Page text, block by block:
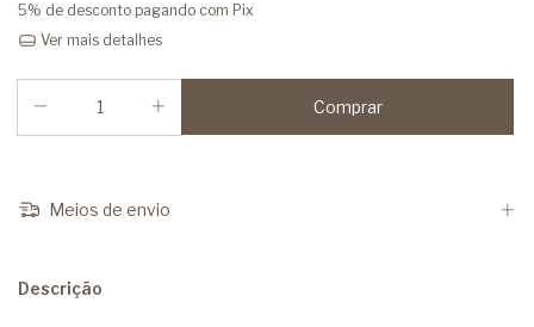
5% de desconto pagando com Pix
Ver mais detalhes
Meios de envio
Descrição